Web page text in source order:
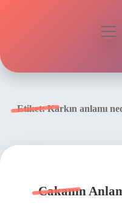
Etiket:Karkın anlamı
Cakanın